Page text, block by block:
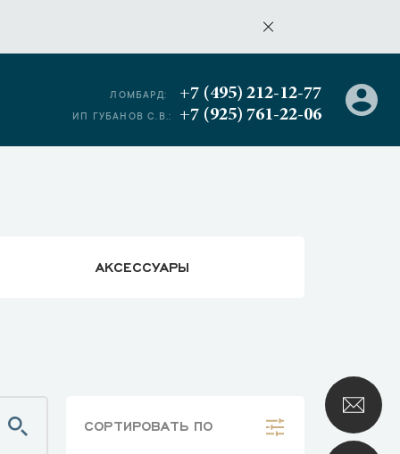
ЛОМБАРД: +7 (495) 212-12-77
ИП ГУБАНОВ С.В.: +7 (925) 761-22-06
АКСЕССУАРЫ
СОРТИРОВАТЬ ПО